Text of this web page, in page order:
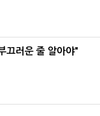
끄러운 줄 알아야"